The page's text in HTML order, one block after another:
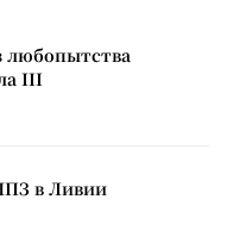
любопытства
III
в Ливии